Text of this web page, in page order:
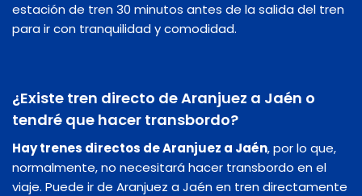
estación de tren 30 minutos antes de la salida del tren
para ir con tranquilidad y comodidad.
¿Existe tren directo de Aranjuez a Jaén o
tendré que hacer transbordo?
Hay trenes directos de Aranjuez a Jaén, por lo que,
normalmente, no necesitará hacer transbordo en el
viaje. Puede ir de Aranjuez a Jaén en tren directamente